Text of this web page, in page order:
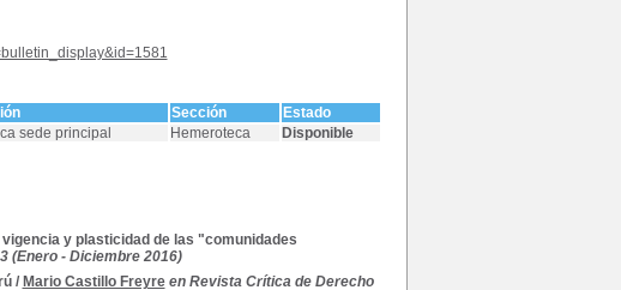
Sección
Estado
sede principal Hemeroteca Disponible
y plasticidad de las "comunidades
(Enero - Diciembre 2016)
/ Mario Castillo Freyre en Revista Crítica de Derecho